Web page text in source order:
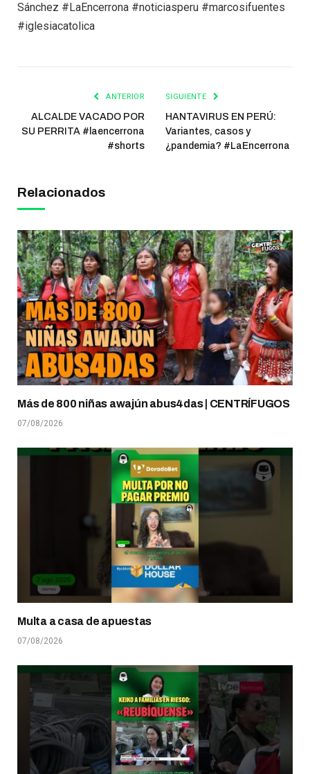
Sánchez #LaEncerrona #noticiasperu #marcosifuentes
#iglesiacatolica
ANTERIOR
ALCALDE VACADO POR
SU PERRITA #laencerrona
#shorts
SIGUIENTE
HANTAVIRUS EN PERÚ:
Variantes, casos y
¿pandemia? #LaEncerrona
Relacionados
Más de 800 niñas awajún abus4das | CENTRÍFUGOS
07/08/2026
Multa a casa de apuestas
07/08/2026